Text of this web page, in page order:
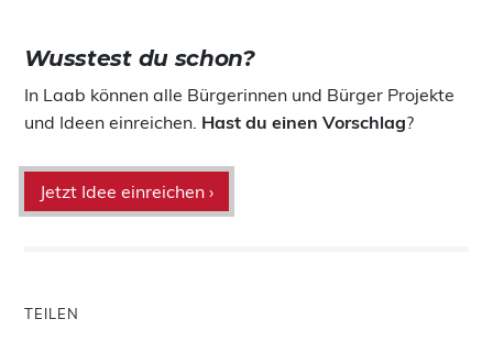
Wusstest du schon?
In Laab können alle Bürgerinnen und Bürger Projekte
und Ideen einreichen. Hast du einen Vorschlag?
Jetzt Idee einreichen ›
TEILEN